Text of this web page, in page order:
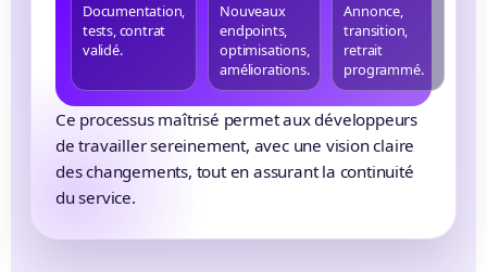
Documentation,
tests, contrat
validé.
Nouveaux
endpoints,
optimisations,
améliorations.
Annonce,
transition,
retrait
programmé.
Ce processus maîtrisé permet aux développeurs
de travailler sereinement, avec une vision claire
des changements, tout en assurant la continuité
du service.